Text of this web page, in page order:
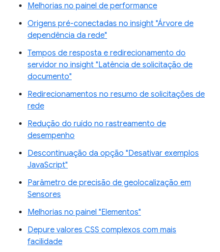
Melhorias no painel de performance
Origens pré-conectadas no insight "Árvore de
dependência da rede"
Tempos de resposta e redirecionamento do
servidor no insight "Latência de solicitação de
documento"
Redirecionamentos no resumo de solicitações de
rede
Redução do ruído no rastreamento de
desempenho
Descontinuação da opção "Desativar exemplos
JavaScript"
Parâmetro de precisão de geolocalização em
Sensores
Melhorias no painel "Elementos"
Depure valores CSS complexos com mais
facilidade